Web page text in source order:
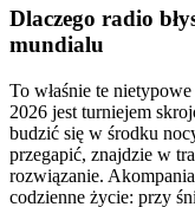
Dlaczego radio
mundialu
To właśnie te
2026 jest turniejem
budzić się w środku
przegapić, znajdzie w
rozwiązanie.
codzienne życie: przy